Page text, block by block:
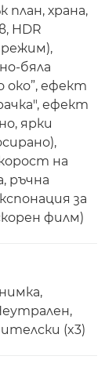
план, храна,
HDR
бяла
око”, ефект
ефект
ярки
на
ръчна
за
филм)
(x3)